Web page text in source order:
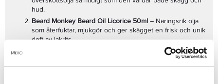
hud.
Beard Monkey Beard Oil Licorice 50ml – Näringsrik olja
som återfuktar, mjukgör och ger skägget en frisk och unik
doft av lakrits.
Egenskaper & Fördelar
Komplett skäggvård:Rengör och återfuktar på djupet.